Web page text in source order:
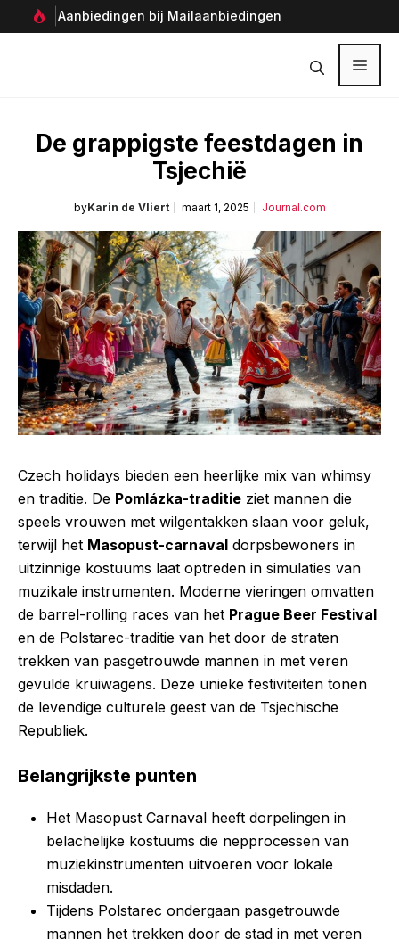
naar
Aanbiedingen bij Mailaanbiedingen
De grappigste feestdagen in
Tsjechië
byKarin de Vliert maart 1, 2025 Journal.com
Czech holidays bieden een heerlijke mix van whimsy
en traditie. De Pomlázka-traditie ziet mannen die
speels vrouwen met wilgentakken slaan voor geluk,
terwijl het Masopust-carnaval dorpsbewoners in
uitzinnige kostuums laat optreden in simulaties van
muzikale instrumenten. Moderne vieringen omvatten
de barrel-rolling races van het Prague Beer Festival
en de Polstarec-traditie van het door de straten
trekken van pasgetrouwde mannen in met veren
gevulde kruiwagens. Deze unieke festiviteiten tonen
de levendige culturele geest van de Tsjechische
Republiek.
Belangrijkste punten
Het Masopust Carnaval heeft dorpelingen in
belachelijke kostuums die nepprocessen van
muziekinstrumenten uitvoeren voor lokale
misdaden.
Tijdens Polstarec ondergaan pasgetrouwde
mannen het trekken door de stad in met veren